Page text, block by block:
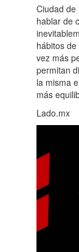
Ciudad de
hablar de
hábitos
vez más
permitan
la misma
más
Lado.mx